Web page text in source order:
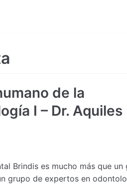
de la
I – Dr. Aquiles
Brindis es mucho más que un
grupo de expertos en